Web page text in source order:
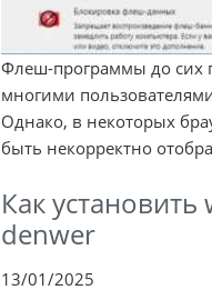
Флеш-программы до сих
многими
Однако, в некоторых
быть некорректно
Как
denwer
13/01/2025